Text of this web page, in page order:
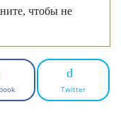
чтобы не
Twitter